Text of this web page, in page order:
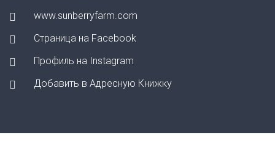
www.sunberryfarm.com
Страница на Facebook
Профиль на Instagram
Добавить в Адресную Книжку